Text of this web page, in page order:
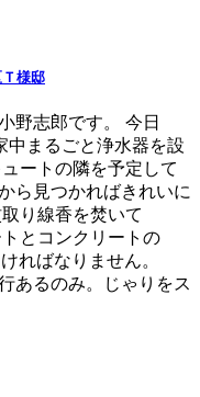
様邸
野志郎です。 今日
中まるごと浄水器を設
ートの隣を予定して
ら見つかればきれいに
り線香を焚いて
とコンクリートの
ければなりません。
あるのみ。じゃりをス